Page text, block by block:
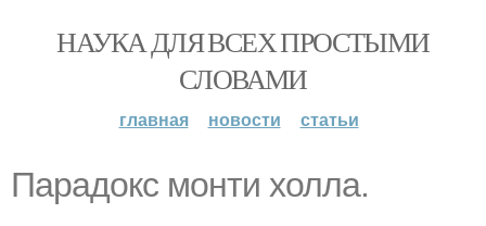
НАУКА ДЛЯ ВСЕХ ПРОСТЫМИ
СЛОВАМИ
главная новости статьи
Парадокс монти холла.